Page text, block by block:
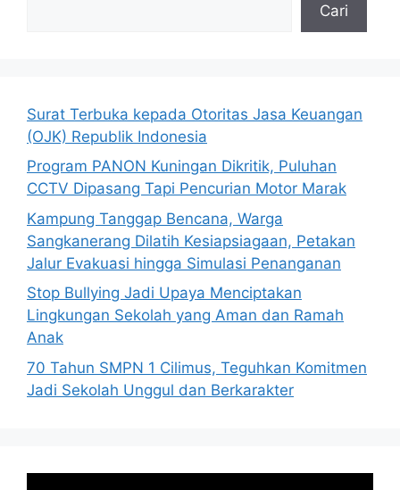
Cari
Surat Terbuka kepada Otoritas Jasa Keuangan
(OJK) Republik Indonesia
Program PANON Kuningan Dikritik, Puluhan
CCTV Dipasang Tapi Pencurian Motor Marak
Kampung Tanggap Bencana, Warga
Sangkanerang Dilatih Kesiapsiagaan, Petakan
Jalur Evakuasi hingga Simulasi Penanganan
Stop Bullying Jadi Upaya Menciptakan
Lingkungan Sekolah yang Aman dan Ramah
Anak
70 Tahun SMPN 1 Cilimus, Teguhkan Komitmen
Jadi Sekolah Unggul dan Berkarakter